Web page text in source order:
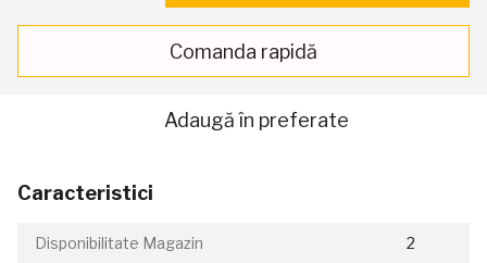
Comanda rapidă
Adaugă în preferate
Caracteristici
Disponibilitate Magazin 2